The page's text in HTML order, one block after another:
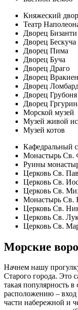
Княжеский
Театр
Дворец Бизанти
Дворец Бескуча
Дворец Пима
Дворец Буча
Дворец Драго
Дворец Вракиен
Дворец
Дворец Грубоня
Дворец
Морской музей
Музей живой
Музей котов
Кафедральный
Монастырь Св.
Руины
Церковь Св.
Церковь Св.
Церковь Св.
Монастырь Св.
Церковь Св.
Церковь Св.
Церковь Св.
Морские
Начнем нашу
Старого города. Это
такая популярность
расположению – вход
части набережной и